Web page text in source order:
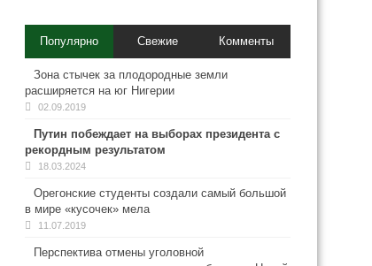
Популярно Свежие Комменты
Зона стычек за плодородные земли
расширяется на юг Нигерии
02.09.2019
Путин побеждает на выборах президента с
рекордным результатом
18.03.2024
Орегонские студенты создали самый большой
в мире «кусочек» мела
11.07.2019
Перспектива отмены уголовной